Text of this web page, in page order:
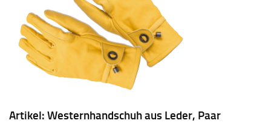
Artikel: Westernhandschuh aus Leder, Paar